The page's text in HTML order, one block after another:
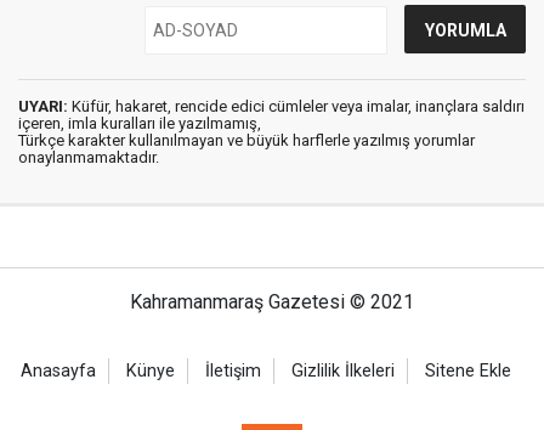
UYARI: Küfür, hakaret, rencide edici cümleler veya imalar, inançlara saldırı
içeren, imla kuralları ile yazılmamış,
Türkçe karakter kullanılmayan ve büyük harflerle yazılmış yorumlar
onaylanmamaktadır.
Kahramanmaraş Gazetesi © 2021
Anasayfa Künye İletişim Gizlilik İlkeleri Sitene Ekle